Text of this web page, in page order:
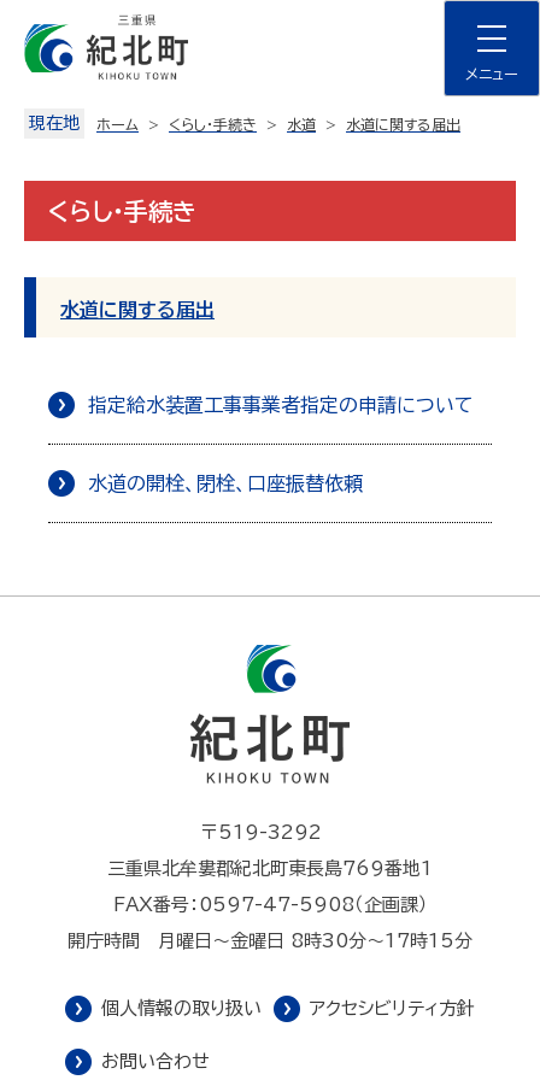
content
メニュー
現在地 ホーム くらし・手続き 水道 水道に関する届出
くらし・手続き
水道に関する届出
指定給水装置工事事業者指定の申請について
水道の開栓、閉栓、口座振替依頼
〒519-3292
三重県北牟婁郡紀北町東長島769番地1
FAX番号：0597-47-5908（企画課）
開庁時間 月曜日～金曜日 8時30分～17時15分
個人情報の取り扱い アクセシビリティ方針
お問い合わせ